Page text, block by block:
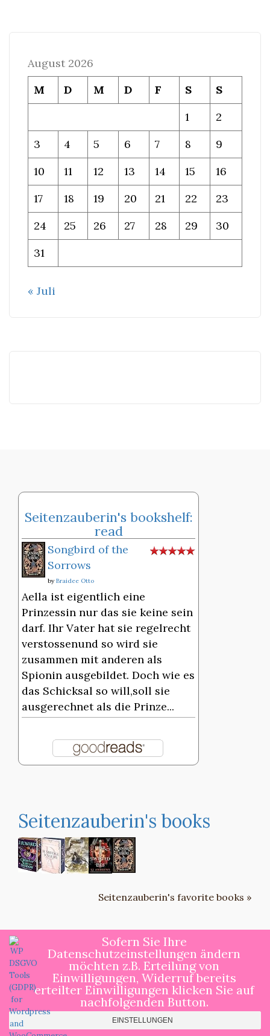
August 2026
M
D M D F S
S
1
2
3
4 5 6 7 8
9
10
11 12 13 14 15
16
17
18 19 20 21 22
23
24
25 26 27 28 29
30
31
« Juli
Seitenzauberin's bookshelf:
read
Songbird of the
Sorrows
by Braidee Otto
Aella ist eigentlich eine
Prinzessin nur das sie keine sein
darf. Ihr Vater hat sie regelrecht
verstossenund so wird sie
zusammen mit anderen als
Spionin ausgebildet. Doch wie es
das Schicksal so will,soll sie
ausgerechnet als die Prinze...
Seitenzauberin's books
Seitenzauberin's favorite books »
Copyright ©by Seitenzauberin All rights
reserved.
Blog Inn byProDesigns
Sofern Sie Ihre
Datenschutzeinstellungen ändern
möchten z.B. Erteilung von
Einwilligungen, Widerruf bereits
erteilter Einwilligungen klicken Sie auf
nachfolgenden Button.
EINSTELLUNGEN